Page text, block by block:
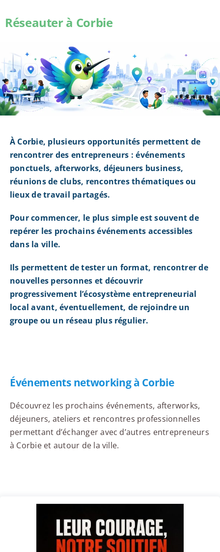
Réseauter à Corbie
À Corbie, plusieurs opportunités permettent de
rencontrer des entrepreneurs : événements
ponctuels, afterworks, déjeuners business,
réunions de clubs, rencontres thématiques ou
lieux de travail partagés.
Pour commencer, le plus simple est souvent de
repérer les prochains événements accessibles
dans la ville.
Ils permettent de tester un format, rencontrer de
nouvelles personnes et découvrir
progressivement l’écosystème entrepreneurial
local avant, éventuellement, de rejoindre un
groupe ou un réseau plus régulier.
Événements networking à Corbie
Découvrez les prochains événements, afterworks,
déjeuners, ateliers et rencontres professionnelles
permettant d’échanger avec d’autres entrepreneurs
à Corbie et autour de la ville.